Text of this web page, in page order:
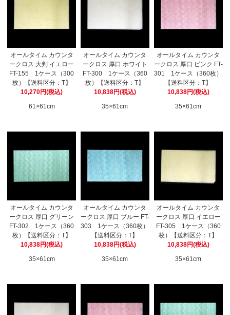
オールタイム カウンタ
ークロス 大判 イエロー
FT-155 1ケース（300
枚）【送料区分：T】
10,270円(税込)
61×61cm
オールタイム カウンタ
ークロス 厚口 ホワイト
FT-300 1ケース（360
枚）【送料区分：T】
10,838円(税込)
35×61cm
オールタイム カウンタ
ークロス 厚口 ピンク FT-
301 1ケース（360枚）
【送料区分：T】
10,838円(税込)
35×61cm
オールタイム カウンタ
ークロス 厚口 グリーン
FT-302 1ケース（360
枚）【送料区分：T】
10,838円(税込)
35×61cm
オールタイム カウンタ
ークロス 厚口 ブルー FT-
303 1ケース（360枚）
【送料区分：T】
10,838円(税込)
35×61cm
オールタイム カウンタ
ークロス 厚口 イエロー
FT-305 1ケース（360
枚）【送料区分：T】
10,838円(税込)
35×61cm